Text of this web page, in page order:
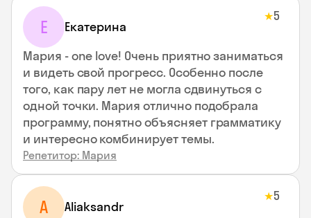
Е Екатерина
★5
Мария - one love! Очень приятно заниматься
и видеть свой прогресс. Особенно после
того, как пару лет не могла сдвинуться с
одной точки. Мария отлично подобрала
программу, понятно объясняет грамматику
и интересно комбинирует темы.
Репетитор: Мария
A Aliaksandr
★5